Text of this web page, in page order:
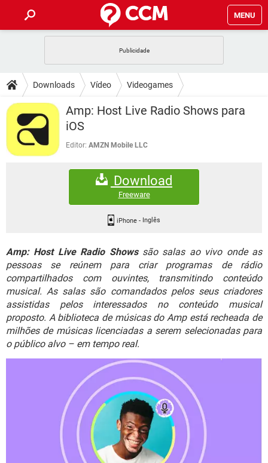
MENU
CELULAR FACEBOOK
EXCEL
INSTAGRAM
GUIA DE COMPRAS
DICAS
JOGOS WHATSAPP
CELULAR
OUTLOOK
DOWNLOADS
JOGOS
FACEBOOK
EXCEL
GMAIL
FÓRUM
FACEBOOK
EXCEL
GMAIL
WHATSAPP
INSTAGRAM GMAIL
GUIA DE COMPRAS
Downloads Vídeo Videogames
Amp: Host Live Radio Shows para
iOS
Editor: AMZN Mobile LLC
Download
Freeware
iPhone - Inglês
Amp: Host Live Radio Showssão salas ao vivo onde as
pessoas se reúnem para criar programas de rádio
compartilhados com ouvintes, transmitindo conteúdo
musical. As salas são comandados pelos seus criadores
assistidas pelos interessados no conteúdo musical
proposto. A biblioteca de músicas do Amp está recheada de
milhões de músicas licenciadas a serem selecionadas para
o público alvo – em tempo real.